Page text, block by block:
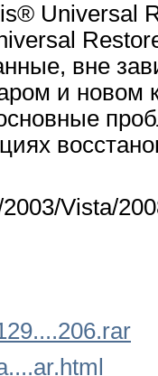
Universal
вне
и
Vista/